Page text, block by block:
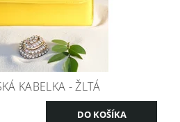
KABELKA - ŽLTÁ